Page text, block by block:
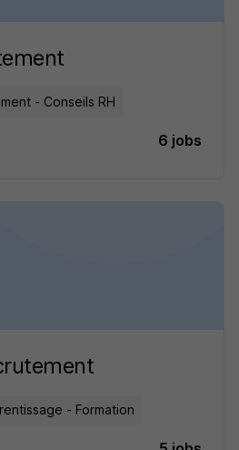
- Conseils RH
6 jobs
- Formation